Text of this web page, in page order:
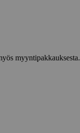
myyntipakkauksesta.